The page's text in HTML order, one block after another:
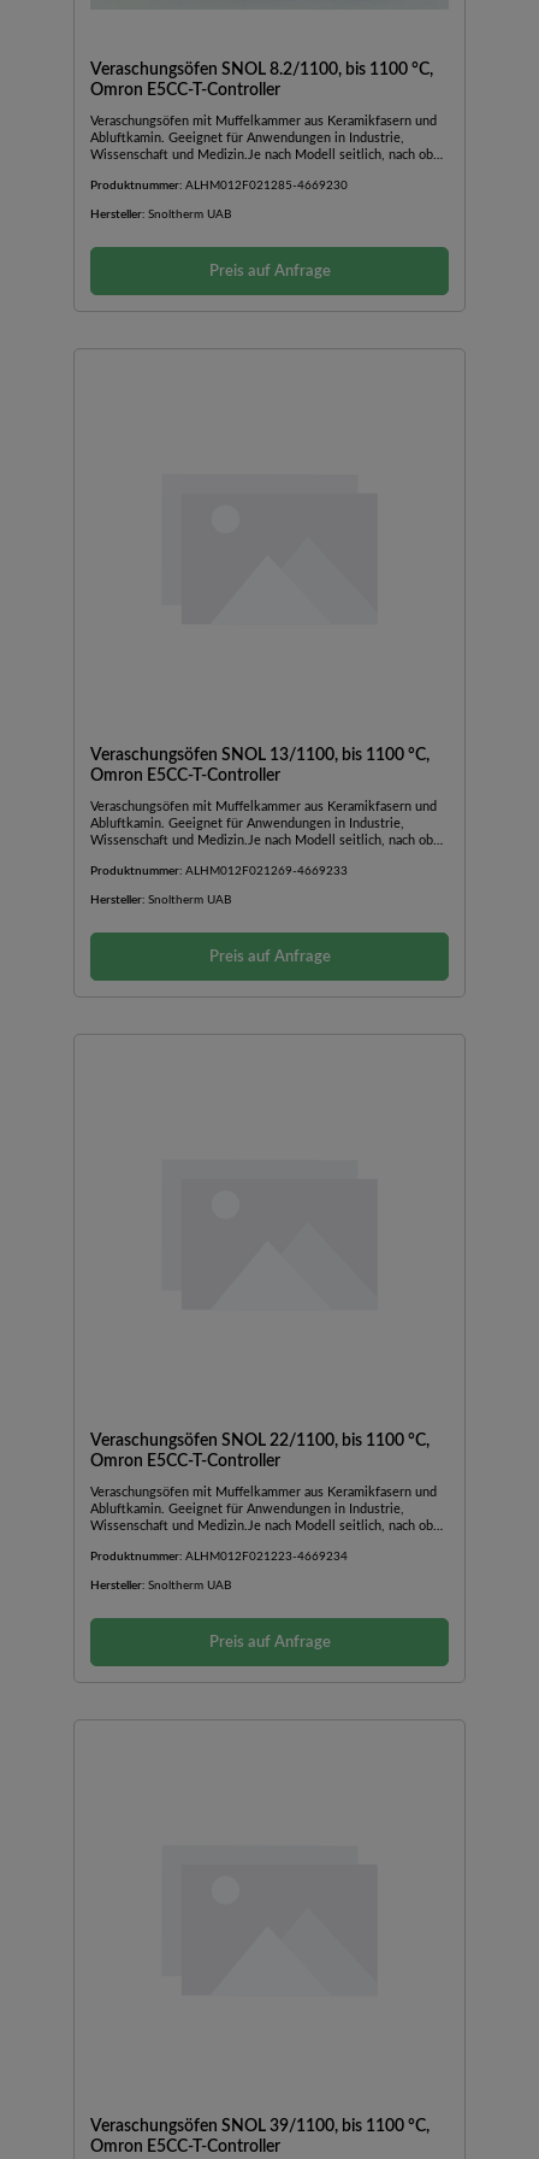
Veraschungsöfen SNOL 8.2/1100, bis 1100 °C,
Omron E5CC-T-Controller
Veraschungsöfen mit Muffelkammer aus Keramikfasern und
Abluftkamin. Geeignet für Anwendungen in Industrie,
Wissenschaft und Medizin.Je nach Modell seitlich, nach oben
pulverbeschichtetem BlechAbluftkamin mit
TürsicherheitsschalterSchnelle AufheizzeitGute Stabilität und
Temperaturregler Omron E5CC-T: programmierbarer PID-
Regler mit 8 Programmen und 32 Programmsegmenten
Produktnummer: ALHM012F021285-4669230
Hersteller: Snoltherm UAB
Preis auf Anfrage
Veraschungsöfen SNOL 13/1100, bis 1100 °C,
Omron E5CC-T-Controller
Veraschungsöfen mit Muffelkammer aus Keramikfasern und
Abluftkamin. Geeignet für Anwendungen in Industrie,
Wissenschaft und Medizin.Je nach Modell seitlich, nach oben
pulverbeschichtetem BlechAbluftkamin mit
TürsicherheitsschalterSchnelle AufheizzeitGute Stabilität und
Temperaturregler Omron E5CC-T: programmierbarer PID-
Regler mit 8 Programmen und 32 Programmsegmenten
Produktnummer: ALHM012F021269-4669233
Hersteller: Snoltherm UAB
Preis auf Anfrage
Veraschungsöfen SNOL 22/1100, bis 1100 °C,
Omron E5CC-T-Controller
Veraschungsöfen mit Muffelkammer aus Keramikfasern und
Abluftkamin. Geeignet für Anwendungen in Industrie,
Wissenschaft und Medizin.Je nach Modell seitlich, nach oben
pulverbeschichtetem BlechAbluftkamin mit
TürsicherheitsschalterSchnelle AufheizzeitGute Stabilität und
Temperaturregler Omron E5CC-T: programmierbarer PID-
Regler mit 8 Programmen und 32 Programmsegmenten
Produktnummer: ALHM012F021223-4669234
Hersteller: Snoltherm UAB
Preis auf Anfrage
Veraschungsöfen SNOL 39/1100, bis 1100 °C,
Omron E5CC-T-Controller